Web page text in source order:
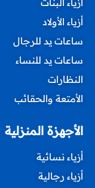
أزياء الأولاد
ساعات يد للرجال
ساعات يد للنساء
النظارات
الأمتعة والحقائب
الأجهزة المنزلية
أزياء نسائية
أزياء رجالية